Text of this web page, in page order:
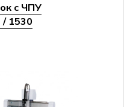
с ЧПУ
1530